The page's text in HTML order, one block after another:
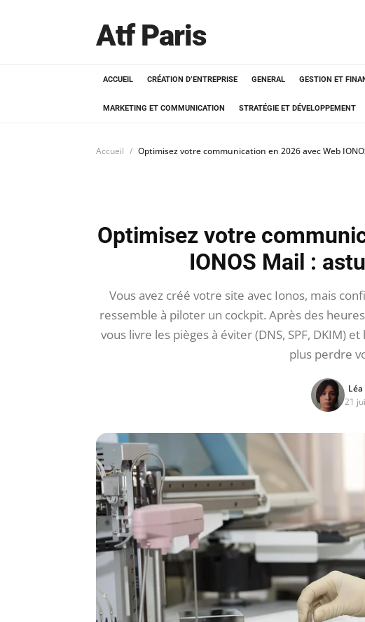
Atf Paris
ACCUEIL CRÉATION D’ENTREPRISE GENERAL GESTION ET
MARKETING ET COMMUNICATION STRATÉGIE ET DÉVELOPPEMENT
Accueil Optimisez votre communication en 2026 avec Web
Optimisez votre
IONOS Mail :
Vous avez créé votre site avec Ionos, mais
ressemble à piloter un cockpit. Après des
vous livre les pièges à éviter (DNS, SPF, DKIM)
plus perdre
21